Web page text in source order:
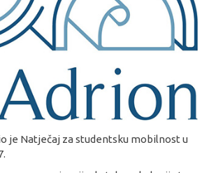
je Natječaj za studentsku mobilnost u